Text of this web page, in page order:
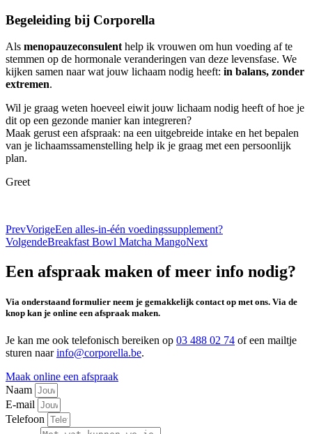
Begeleiding bij Corporella
Als menopauzeconsulenthelp ik vrouwen om hun voeding af te
stemmen op de hormonale veranderingen van deze levensfase. We
kijken samen naar wat jouw lichaam nodig heeft: in balans, zonder
extremen.
Wil je graag weten hoeveel eiwit jouw lichaam nodig heeft of hoe je
dit op een gezonde manier kan integreren?
Maak gerust een afspraak: na een uitgebreide intake en het bepalen
van je lichaamssamenstelling help ik je graag met een persoonlijk
plan.
Greet
PrevVorigeEen alles-in-één voedingssupplement?
VolgendeBreakfast Bowl Matcha MangoNext
Een afspraak maken of meer info nodig?
Via onderstaand formulier neem je gemakkelijk contact op met ons. Via de
knop kan je online een afspraak maken.
Je kan me ook telefonisch bereiken op 03 488 02 74 of een mailtje
sturen naarinfo@corporella.be.
Maak online een afspraak
Naam
E-mail
Telefoon